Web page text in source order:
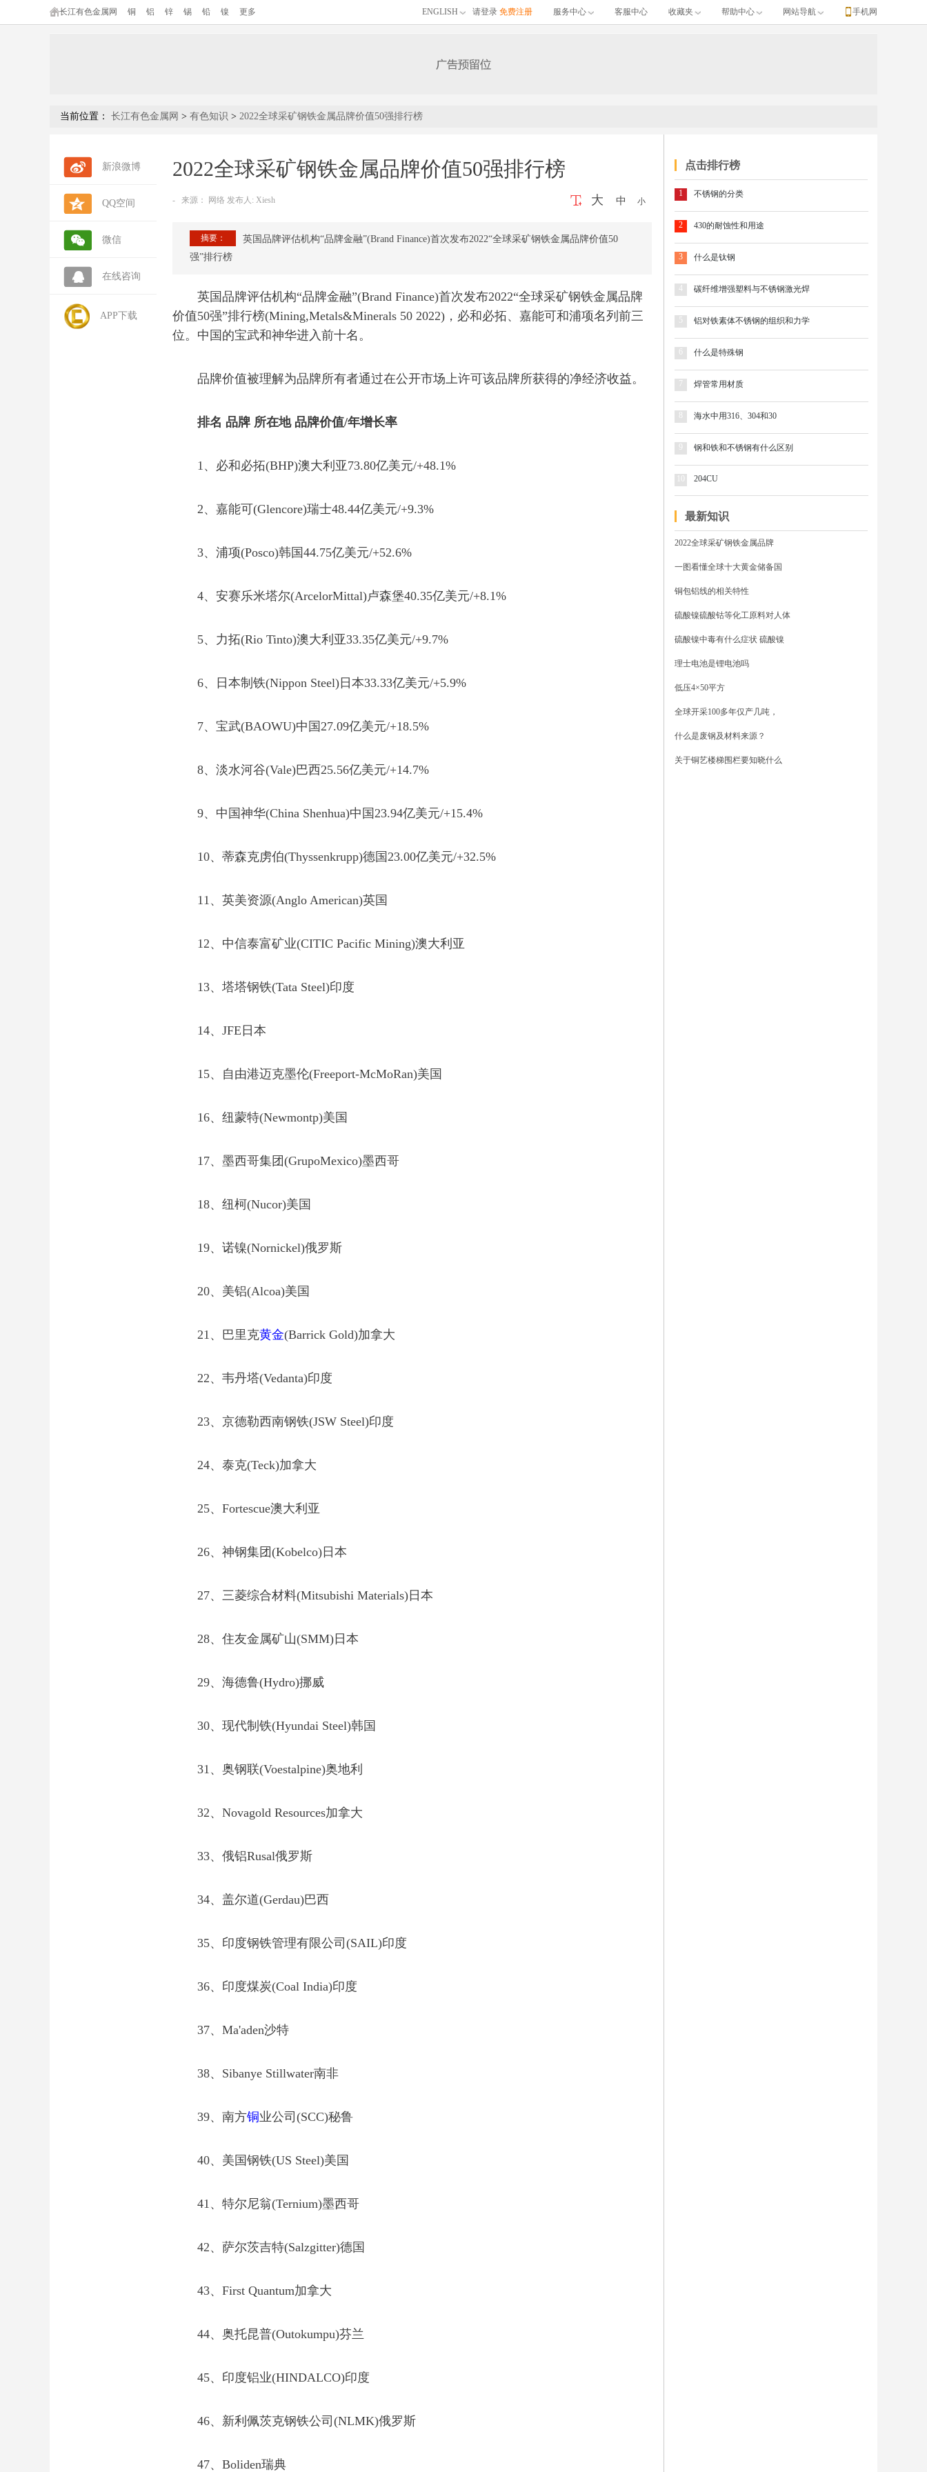
长江有色金属网 铜 铝 锌 锡 铅 镍 更多 ENGLISH 请登录 免费注册 服务中心 客服中心 收藏夹 帮助中心 网站导航 手机网
当前位置： 长江有色金属网 > 有色知识 > 2022全球采矿钢铁金属品牌价值50强排行榜
新浪微博
QQ空间
微信
在线咨询
APP下载
2022全球采矿钢铁金属品牌价值50强排行榜
- 来源： 网络 发布人: Xiesh 大 中 小
摘要：
英国品牌评估机构“品牌金融”(Brand Finance)首次发布2022“全球采矿钢铁金属品牌价值50
强”排行榜
英国品牌评估机构“品牌金融”(Brand Finance)首次发布2022“全球采矿钢铁金属品牌
价值50强”排行榜(Mining,Metals&Minerals 50 2022)，必和必拓、嘉能可和浦项名列前三
位。中国的宝武和神华进入前十名。
品牌价值被理解为品牌所有者通过在公开市场上许可该品牌所获得的净经济收益。
排名 品牌 所在地 品牌价值/年增长率
1、必和必拓(BHP)澳大利亚73.80亿美元/+48.1%
2、嘉能可(Glencore)瑞士48.44亿美元/+9.3%
3、浦项(Posco)韩国44.75亿美元/+52.6%
4、安赛乐米塔尔(ArcelorMittal)卢森堡40.35亿美元/+8.1%
5、力拓(Rio Tinto)澳大利亚33.35亿美元/+9.7%
6、日本制铁(Nippon Steel)日本33.33亿美元/+5.9%
7、宝武(BAOWU)中国27.09亿美元/+18.5%
8、淡水河谷(Vale)巴西25.56亿美元/+14.7%
9、中国神华(China Shenhua)中国23.94亿美元/+15.4%
10、蒂森克虏伯(Thyssenkrupp)德国23.00亿美元/+32.5%
11、英美资源(Anglo American)英国
12、中信泰富矿业(CITIC Pacific Mining)澳大利亚
13、塔塔钢铁(Tata Steel)印度
14、JFE日本
15、自由港迈克墨伦(Freeport-McMoRan)美国
16、纽蒙特(Newmontp)美国
17、墨西哥集团(GrupoMexico)墨西哥
18、纽柯(Nucor)美国
19、诺镍(Nornickel)俄罗斯
20、美铝(Alcoa)美国
21、巴里克黄金(Barrick Gold)加拿大
22、韦丹塔(Vedanta)印度
23、京德勒西南钢铁(JSW Steel)印度
24、泰克(Teck)加拿大
25、Fortescue澳大利亚
26、神钢集团(Kobelco)日本
27、三菱综合材料(Mitsubishi Materials)日本
28、住友金属矿山(SMM)日本
29、海德鲁(Hydro)挪威
30、现代制铁(Hyundai Steel)韩国
31、奥钢联(Voestalpine)奥地利
32、Novagold Resources加拿大
33、俄铝Rusal俄罗斯
34、盖尔道(Gerdau)巴西
35、印度钢铁管理有限公司(SAIL)印度
36、印度煤炭(Coal India)印度
37、Ma'aden沙特
38、Sibanye Stillwater南非
39、南方铜业公司(SCC)秘鲁
40、美国钢铁(US Steel)美国
41、特尔尼翁(Ternium)墨西哥
42、萨尔茨吉特(Salzgitter)德国
43、First Quantum加拿大
44、奥托昆普(Outokumpu)芬兰
45、印度铝业(HINDALCO)印度
46、新利佩茨克钢铁公司(NLMK)俄罗斯
47、Boliden瑞典
点击排行榜
1 不锈钢的分类
2 430的耐蚀性和用途
3 什么是钛钢
4 碳纤维增强塑料与不锈钢激光焊
5 铝对铁素体不锈钢的组织和力学
什么是特殊钢
7 焊管常用材质
海水中用316、304和30
钢和铁和不锈钢有什么区别
204CU
最新知识
2022全球采矿钢铁金属品牌
一图看懂全球十大黄金储备国
铜包铝线的相关特性
硫酸镍硫酸钴等化工原料对人体
硫酸镍中毒有什么症状 硫酸镍
理士电池是锂电池吗
低压4×50平方
全球开采100多年仅产几吨，
什么是废钢及材料来源？
关于铜艺楼梯围栏要知晓什么